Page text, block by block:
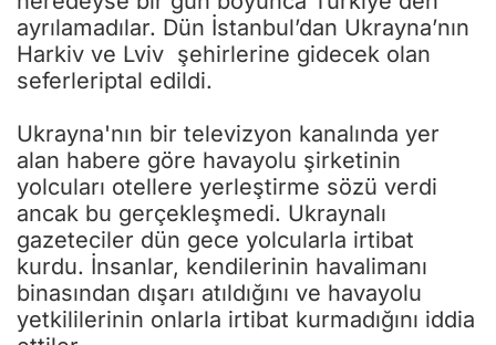
ayrılamadılar. Dün İstanbul’dan Ukrayna’nın
Harkiv ve Lviv şehirlerine gidecek olan
seferleriptal edildi.
Ukrayna'nın bir televizyon kanalında yer
alan habere göre havayolu şirketinin
yolcuları otellere yerleştirme sözü verdi
ancak bu gerçekleşmedi. Ukraynalı
gazeteciler dün gece yolcularla irtibat
kurdu. İnsanlar, kendilerinin havalimanı
binasından dışarı atıldığını ve havayolu
yetkililerinin onlarla irtibat kurmadığını iddia